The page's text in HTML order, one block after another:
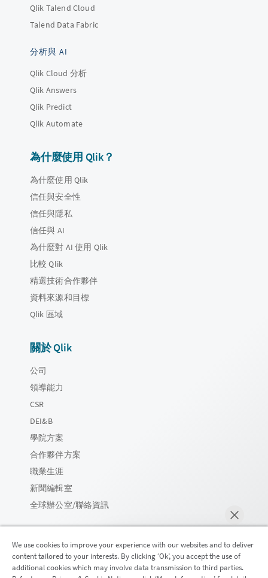
Qlik Talend Cloud
Talend Data Fabric
分析與 AI
Qlik Cloud 分析
Qlik Answers
Qlik Predict
Qlik Automate
為什麼使用 Qlik？
為什麼使用 Qlik
信任與安全性
信任與隱私
信任與 AI
為什麼對 AI 使用 Qlik
比較 Qlik
精選技術合作夥伴
資料來源和目標
Qlik 區域
關於 Qlik
公司
領導能力
CSR
DEI&B
學院方案
合作夥伴方案
職業生涯
新聞編輯室
全球辦公室/聯絡資訊
Qlik 社群
We use cookies to improve your experience with our websites and to deliver
content tailored to your interests. By clicking ‘Ok’, you accept the use of
additional cookies which may involve data transmission to third parties.